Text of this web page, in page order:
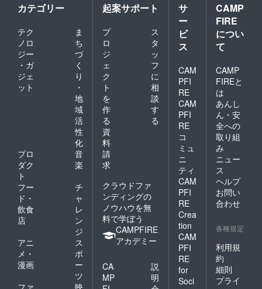
カテゴリー
テク
ノロ
ジー
・ガ
ジェ
ット
ま
ち
づ
く
り
・
地
域
活
性
化
プロ
ダク
ト
音
楽
フー
ド・
飲食
店
チ
ャ
レ
ン
ジ
アニ
メ・
漫画
ス
ポ
ー
ツ
ファ
映
起案サポート
プ
ロ
ジ
ェ
ク
ト
を
作
る
ス
タ
ッ
フ
に
相
談
す
る
資
料
請
求
クラウドファ
ンディングの
ノウハウを無
料で学ぼう
CAMPFIRE
アカデミー
CA
MP
説
明
サ
ー
ビ
ス
CAM
PFI
RE
CAM
PFI
RE
コ
ミュ
ニ
ティ
CAM
PFI
RE
Crea
tion
CAM
PFI
RE
for
Soci
CAMP
FIRE
につい
て
CAMP
FIREと
は
あんし
ん・安
全への
取り組
み
ニュー
ス
ヘルプ
お問い
合わせ
各種規定
利用規
約
細則
プライ